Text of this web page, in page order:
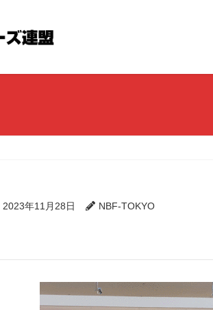
2023年11月28日 NBF-TOKYO